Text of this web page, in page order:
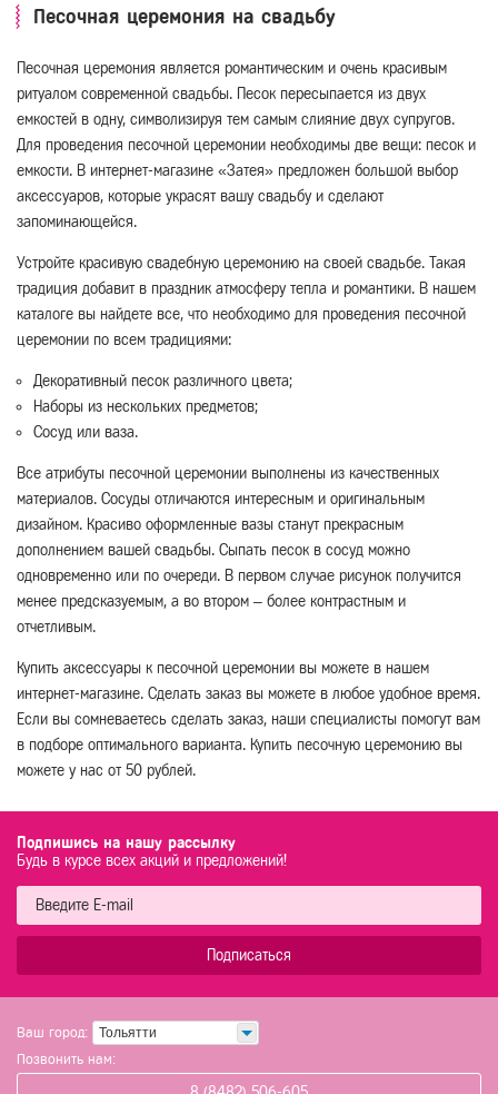
Песочная церемония на свадьбу
Песочная церемония является романтическим и очень красивым
ритуалом современной свадьбы. Песок пересыпается из двух
емкостей в одну, символизируя тем самым слияние двух супругов.
Для проведения песочной церемонии необходимы две вещи: песок и
емкости. В интернет-магазине «Затея» предложен большой выбор
аксессуаров, которые украсят вашу свадьбу и сделают
запоминающейся.
Устройте красивую свадебную церемонию на своей свадьбе. Такая
традиция добавит в праздник атмосферу тепла и романтики. В нашем
каталоге вы найдете все, что необходимо для проведения песочной
церемонии по всем традициями:
Декоративный песок различного цвета;
Наборы из нескольких предметов;
Сосуд или ваза.
Все атрибуты песочной церемонии выполнены из качественных
материалов. Сосуды отличаются интересным и оригинальным
дизайном. Красиво оформленные вазы станут прекрасным
дополнением вашей свадьбы. Сыпать песок в сосуд можно
одновременно или по очереди. В первом случае рисунок получится
менее предсказуемым, а во втором – более контрастным и
отчетливым.
Купить аксессуары к песочной церемонии вы можете в нашем
интернет-магазине. Сделать заказ вы можете в любое удобное время.
Если вы сомневаетесь сделать заказ, наши специалисты помогут вам
в подборе оптимального варианта. Купить песочную церемонию вы
можете у нас от 50 рублей.
Подпишись на нашу рассылку
Будь в курсе всех акций и предложений!
Подписаться
Ваш город: Тольятти
Позвонить нам: